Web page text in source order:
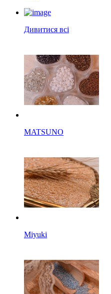
Дивитися всі
MATSUNO
Miyuki